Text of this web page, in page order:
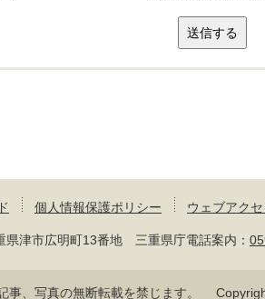
個人情報保護ポリシー ウェブアク
津市広明町13番地 三重県庁電話案内：
事、写真の無断転載を禁じます。